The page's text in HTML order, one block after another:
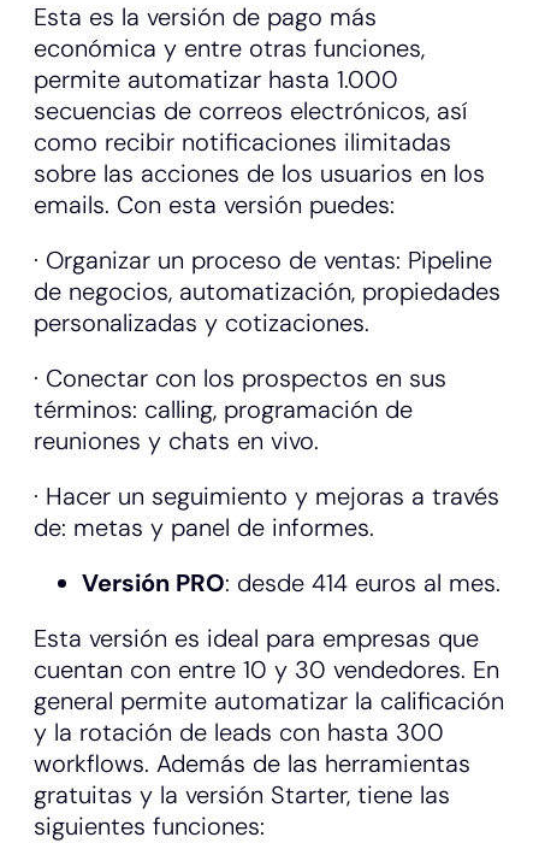
Esta es la versión de pago más
económica y entre otras funciones,
permite automatizar hasta 1.000
secuencias de correos electrónicos, así
como recibir notificaciones ilimitadas
sobre las acciones de los usuarios en los
emails. Con esta versión puedes:
· Organizar un proceso de ventas: Pipeline
de negocios, automatización, propiedades
personalizadas y cotizaciones.
· Conectar con los prospectos en sus
términos: calling, programación de
reuniones y chats en vivo.
· Hacer un seguimiento y mejoras a través
de: metas y panel de informes.
Versión PRO: desde 414 euros al mes.
Esta versión es ideal para empresas que
cuentan con entre 10 y 30 vendedores. En
general permite automatizar la calificación
y la rotación de leads con hasta 300
workflows. Además de las herramientas
gratuitas y la versión Starter, tiene las
siguientes funciones: